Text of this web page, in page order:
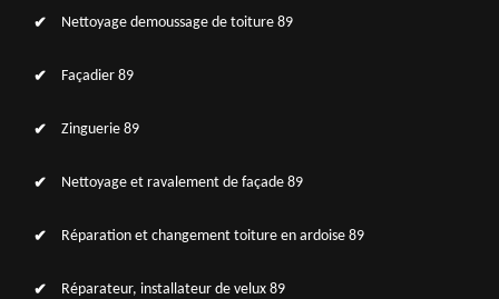
Nettoyage demoussage de toiture 89
Façadier 89
Zinguerie 89
Nettoyage et ravalement de façade 89
Réparation et changement toiture en ardoise 89
Réparateur, installateur de velux 89